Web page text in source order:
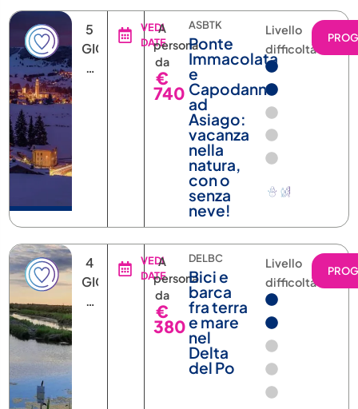
5
GIORNI
4
DATE
A
persona
da
€
740
Ponte
Immacolata
e
Capodanno
ad
Asiago:
vacanza
nella
natura,
con o
senza
neve!
Livello
difficoltà
4
GIORNI
3
NOTTI
VEDI
DATE
A
persona
da
€
380
Bici e
barca
fra terra
e mare
nel
Delta
del Po
Livello
difficoltà